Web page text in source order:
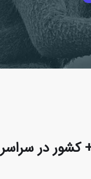
کشور در سراسر